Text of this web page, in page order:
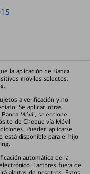
la aplicación de Banca
móviles selectos.
a verificación y no
Se aplican otras
Móvil, seleccione
de Cheque vía Móvil
Pueden aplicarse
está disponible para el hijo
automática de la
Factores fuera de
alertas de nosotros. Estos